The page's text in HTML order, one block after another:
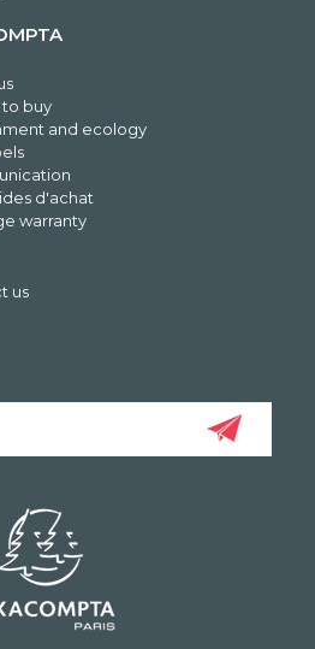
buy
and ecology
d'achat
warranty
us